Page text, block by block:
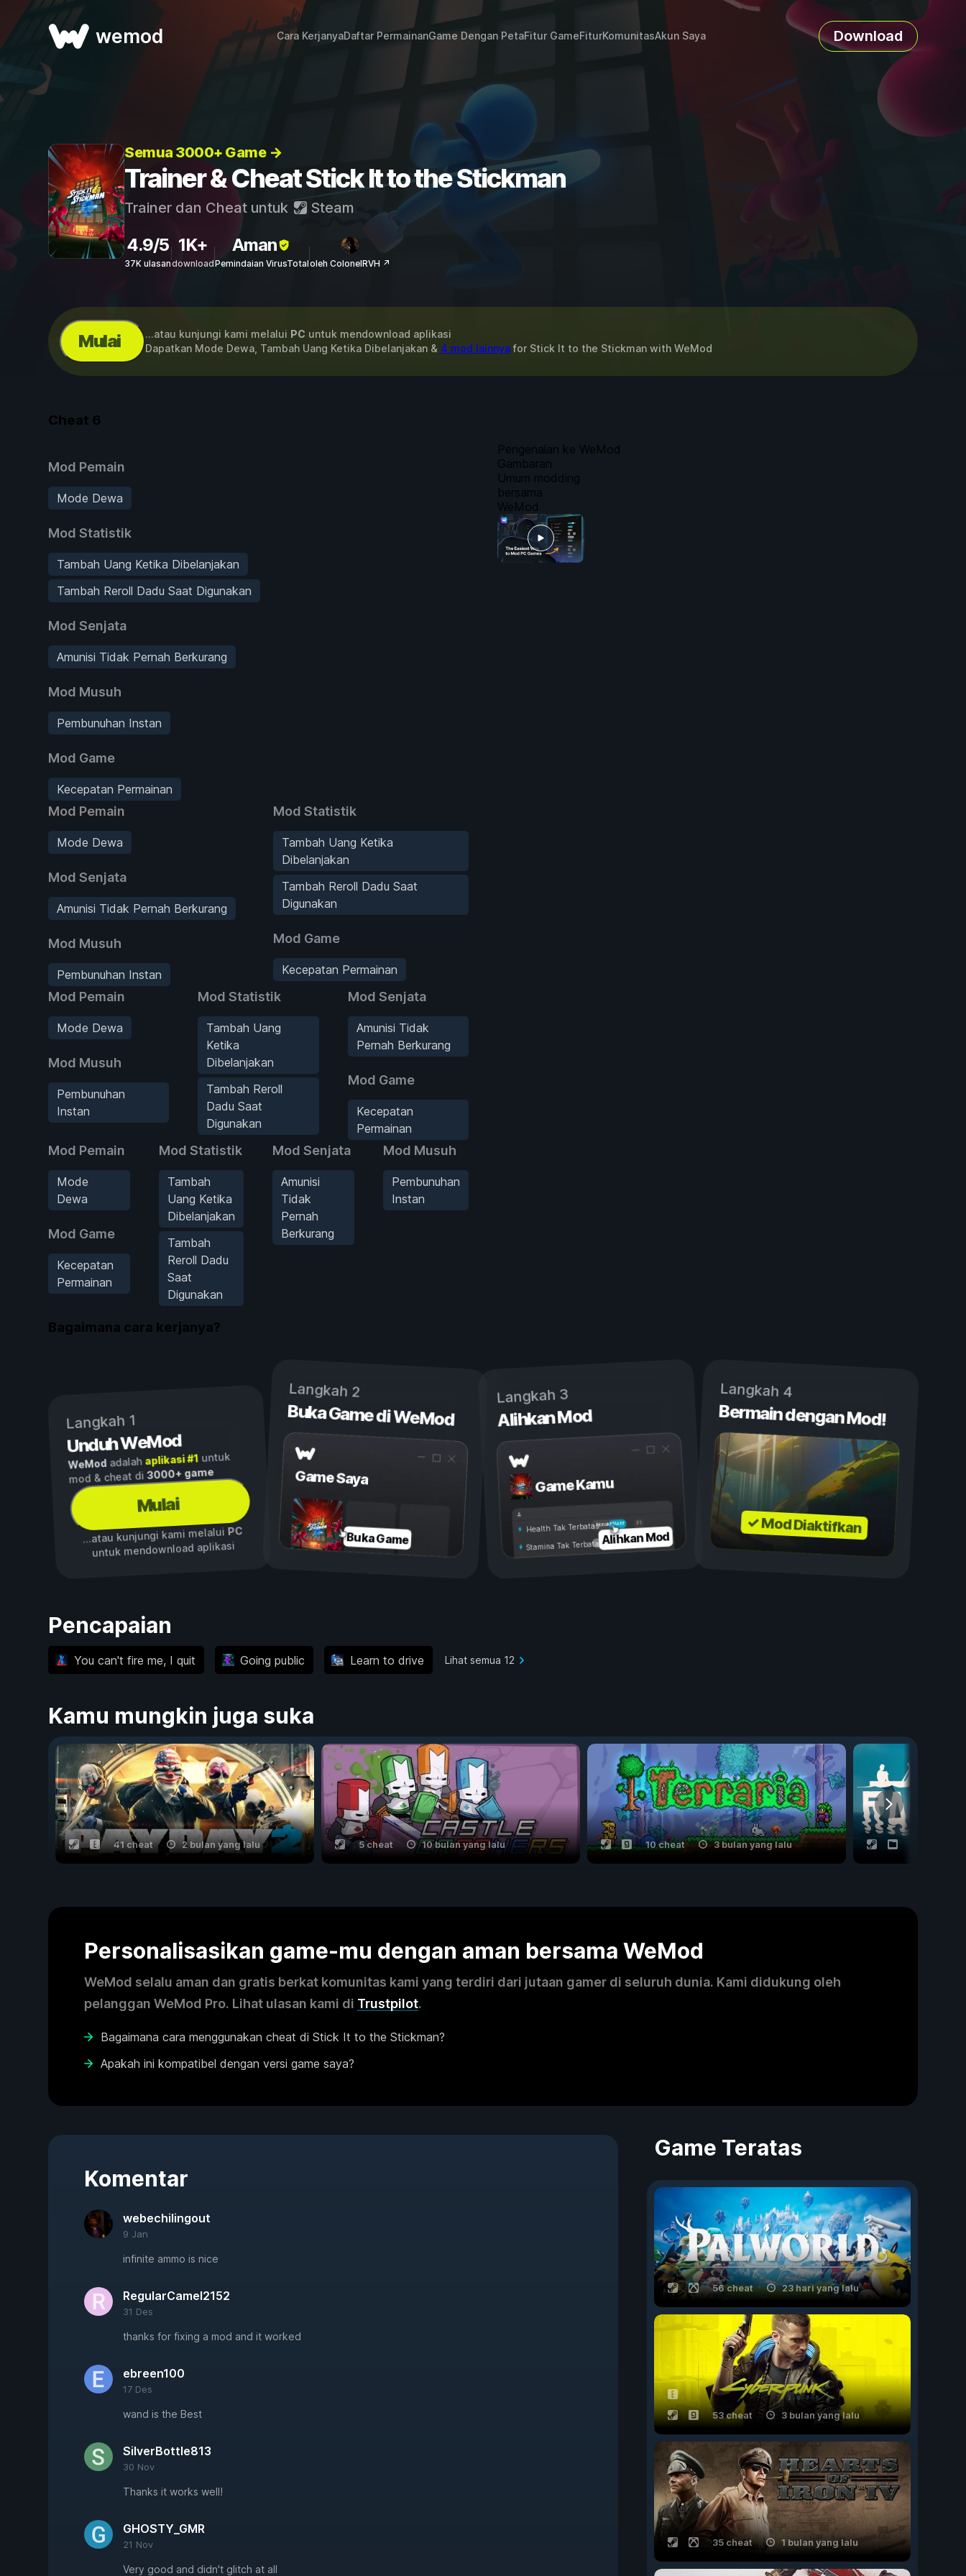
wemod Cara KerjanyaDaftar PermainanGame Dengan PetaFitur GameFiturKomunitasAkun Saya Download
Semua 3000+ Game →
Trainer & Cheat Stick It to the Stickman
Trainer dan Cheat untuk Steam
4.9/5
37K ulasan
1K+
download
Aman
Pemindaian VirusTotaloleh ColonelRVH ↗
Mulai ...atau kunjungi kami melalui PC untuk mendownload aplikasi
Dapatkan Mode Dewa, Tambah Uang Ketika Dibelanjakan & 4 mod lainnyafor Stick It to the Stickmanwith WeMod
Cheat 6
Mod Pemain
Mode Dewa
Mod Statistik
Tambah Uang Ketika Dibelanjakan
Tambah Reroll Dadu Saat Digunakan
Mod Senjata
Amunisi Tidak Pernah Berkurang
Mod Musuh
Pembunuhan Instan
Mod Game
Kecepatan Permainan
Mod Pemain
Mode Dewa
Mod Senjata
Amunisi Tidak Pernah Berkurang
Mod Musuh
Pembunuhan Instan
Mod Statistik
Tambah Uang Ketika
Dibelanjakan
Tambah Reroll Dadu Saat
Digunakan
Mod Game
Kecepatan Permainan
Mod Pemain
Mode Dewa
Mod Musuh
Pembunuhan
Instan
Mod Statistik
Tambah Uang
Ketika
Dibelanjakan
Tambah Reroll
Dadu Saat
Digunakan
Mod Senjata
Amunisi Tidak
Pernah Berkurang
Mod Game
Kecepatan
Permainan
Mod Pemain
Mode
Dewa
Mod Game
Kecepatan
Permainan
Mod Statistik
Tambah
Uang Ketika
Dibelanjakan
Tambah
Reroll Dadu
Saat
Digunakan
Mod Senjata
Amunisi
Tidak
Pernah
Berkurang
Mod Musuh
Pembunuhan
Instan
Pengenalan ke WeMod
Gambaran
Umum modding
bersama
WeMod
Bagaimana cara kerjanya?
Langkah 1
Unduh WeMod
WeMod adalah aplikasi #1untuk
mod & cheat di3000+ game
Mulai
...atau kunjungi kami melalui PC
untuk mendownload aplikasi
Langkah 2
Buka Game di WeMod
Game Saya
Buka Game
Langkah 3
Alihkan Mod
Game Kamu
Aktif
Nonaktif
Health Tak Terbatas
Stamina Tak TerbatasAlihkan Mod
Langkah 4
Bermain dengan Mod!
✓ Mod Diaktifkan
Pencapaian
You can't fire me, I quit Going public Learn to drive Lihat semua 12
Kamu mungkin juga suka
41 cheat 2 bulan yang lalu 5 cheat 10 bulan yang lalu 10 cheat 3 bulan yang lalu
Personalisasikan game-mu dengan aman bersama WeMod
WeMod selalu aman dan gratis berkat komunitas kami yang terdiri dari jutaan gamer di seluruh dunia. Kami didukung oleh
pelanggan WeMod Pro. Lihat ulasan kami di Trustpilot.
Bagaimana cara menggunakan cheat di Stick It to the Stickman?
Apakah ini kompatibel dengan versi game saya?
Komentar
webechilingout
9 Jan
infinite ammo is nice
RegularCamel2152
31 Des
thanks for fixing a mod and it worked
ebreen100
17 Des
wand is the Best
SilverBottle813
30 Nov
Thanks it works well!
GHOSTY_GMR
21 Nov
Very good and didn't glitch at all
Game Teratas
56 cheat 23 hari yang lalu
53 cheat 3 bulan yang lalu
35 cheat 1 bulan yang lalu